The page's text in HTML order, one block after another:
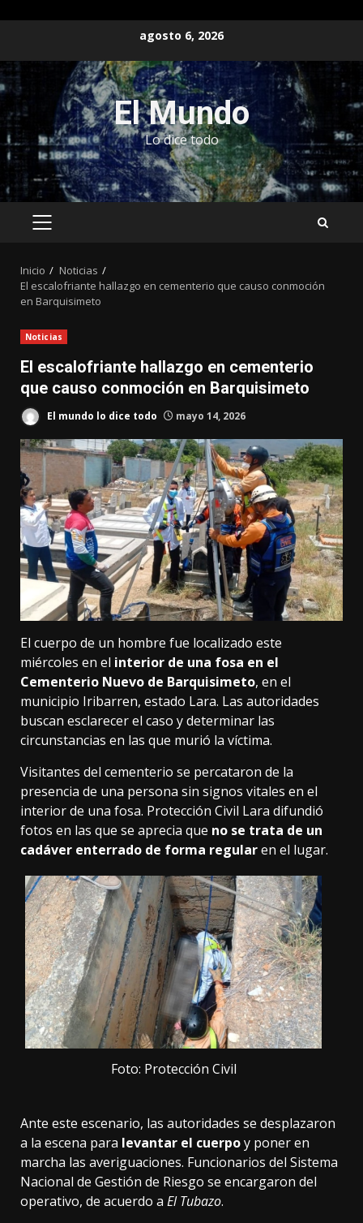
contenido
agosto 6, 2026
El Mundo
Lo dice todo
MENÚ
Inicio
Noticias
El escalofriante hallazgo en cementerio que causo conmoción
en Barquisimeto
Noticias
El escalofriante hallazgo en cementerio
que causo conmoción en Barquisimeto
El mundo lo dice todo mayo 14, 2026
El cuerpo de un hombre fue localizado este
miércoles en el interior de una fosa en el
Cementerio Nuevo de Barquisimeto, en el
municipio Iribarren, estado Lara. Las autoridades
buscan esclarecer el caso y determinar las
circunstancias en las que murió la víctima.
Visitantes del cementerio se percataron de la
presencia de una persona sin signos vitales en el
interior de una fosa. Protección Civil Lara difundió
fotos en las que se aprecia que no se trata de un
cadáver enterrado de forma regularen el lugar.
Foto: Protección Civil
Ante este escenario, las autoridades se desplazaron
a la escena para levantar el cuerpoy poner en
marcha las averiguaciones. Funcionarios del Sistema
Nacional de Gestión de Riesgo se encargaron del
operativo, de acuerdo a El Tubazo.